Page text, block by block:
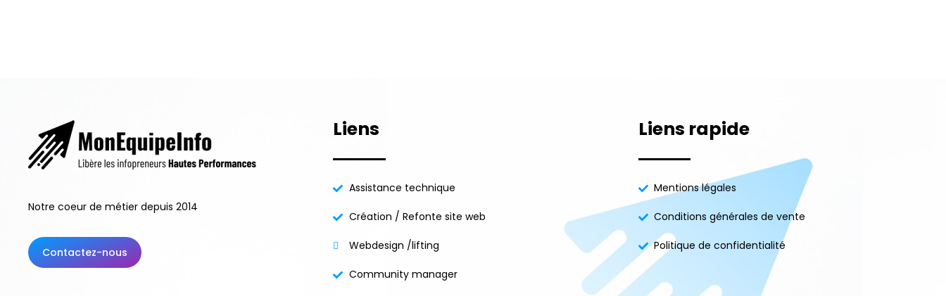
Notre coeur de métier depuis 2014
Contactez-nous
Liens
Assistance technique
Création / Refonte site web
Webdesign /lifting
Community manager
Liens rapide
Mentions légales
Conditions générales de vente
Politique de confidentialité